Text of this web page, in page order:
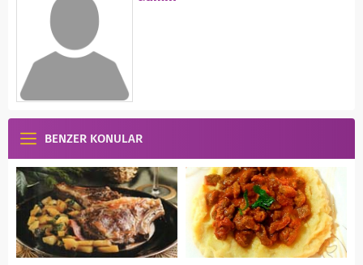
BENZER KONULAR